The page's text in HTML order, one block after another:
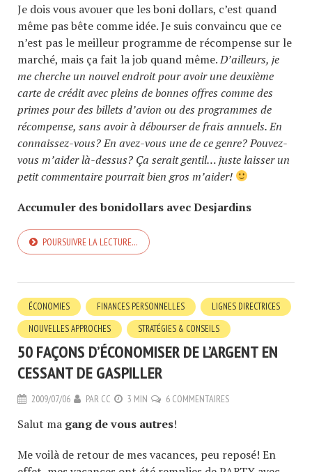
Je dois vous avouer que les boni dollars, c’est quand
même pas bête comme idée. Je suis convaincu que ce
n’est pas le meilleur programme de récompense sur le
marché, mais ça fait la job quand même.D’ailleurs, je
me cherche un nouvel endroit pour avoir une deuxième
carte de crédit avec pleins de bonnes offres comme des
primes pour des billets d’avion ou des programmes de
récompense, sans avoir à débourser de frais annuels. En
connaissez-vous? En avez-vous une de ce genre? Pouvez-
vous m’aider là-dessus? Ça serait gentil… juste laisser un
petit commentaire pourrait bien gros m’aider!
Accumuler des bonidollars avec Desjardins
POURSUIVRE LA LECTURE…
ÉCONOMIES FINANCES PERSONNELLES
LIGNES DIRECTRICES
NOUVELLES APPROCHES
STRATÉGIES & CONSEILS
50 FAÇONS D’ÉCONOMISER DE L’ARGENT EN
CESSANT DE GASPILLER
2009/07/06 PAR CC 3 MIN 6 COMMENTAIRES
Salut ma gang de vous autres!
Me voilà de retour de mes vacances, peu reposé! En